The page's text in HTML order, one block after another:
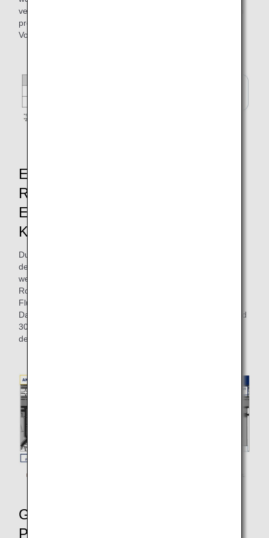
verkürzt, wodurch die CO2-Emissionen um rund 93 Tonnen
pro Jahr reduziert werden konnten. Dies entspricht dem
Volumen von etwa 93 25 Meter langen Schwimmbädern.
Es geht nicht ausschließlich um die
Reduzierung der CO2-Emissionen!
Es bestehen auch Vorteile für die
Kunden.
Durch die selbstständige Abfahrt muss der Schlepper nach
dem Zurückschieben nicht mehr vom Flugzeug getrennt
werden. Dadurch wird die Zeit, die der Schlepper auf der
Rollbahn benötigt, verringert und die Durchfahrt anderer
Flugzeuge wird nicht blockiert.
Darüber hinaus kann die Startdauer um etwa 2 Minuten und
30 Sekunden verkürzt werden, was zu einer Verbesserung
der pünktlichen Ankunft anderer Flugzeuge beiträgt.
Gespräch mit der verantwortlichen
Person